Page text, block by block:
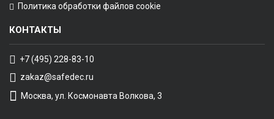
Политика обработки файлов cookie
КОНТАКТЫ
+7 (495) 228-83-10
zakaz@safedec.ru
Москва, ул. Космонавта Волкова, 3